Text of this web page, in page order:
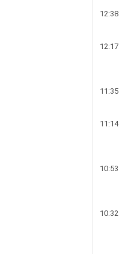
12:38
12:17
11:35
11:14
10:53
10:32